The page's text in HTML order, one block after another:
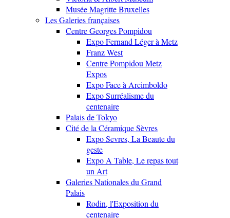
Musée Magritte Bruxelles
Les Galeries françaises
Centre Georges Pompidou
Expo Fernand Léger à Metz
Franz West
Centre Pompidou Metz
Expos
Expo Face à Arcimboldo
Expo Surréalisme du
centenaire
Palais de Tokyo
Cité de la Céramique Sèvres
Expo Sevres, La Beaute du
geste
Expo A Table, Le repas tout
un Art
Galeries Nationales du Grand
Palais
Rodin, l'Exposition du
centenaire